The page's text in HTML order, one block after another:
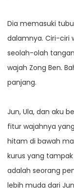
Dia memasuki
dalamnya. Ciri-ciri
seolah-olah
wajah Zong Ben.
panjang.
Jun, Ula, dan aku
fitur wajahnya
hitam di bawah
kurus yang
adalah seorang
lebih muda dari